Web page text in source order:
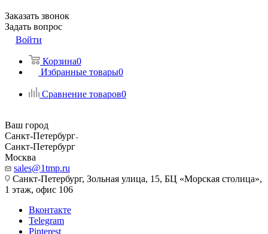
Заказать звонок
Задать вопрос
Войти
Корзина0
Избранные товары0
Сравнение товаров0
Ваш город
Санкт-Петербург
Санкт-Петербург
Москва
sales@1tmp.ru
Санкт-Петербург, Зольная улица, 15, БЦ «Морская столица»,
1 этаж, офис 106
Вконтакте
Telegram
Pinterest